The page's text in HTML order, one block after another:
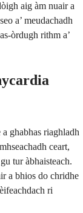
aig àm nuair a
a’ meudachadh
òrdugh rithm a’
ghabhas riaghladh
ceart,
tur àbhaisteach.
a bhios do chridhe
ri